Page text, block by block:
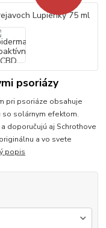
psoriázy
pri psoriáze obsahuje
solárnym efektom.
doporučujú aj Schrothove
a vo svete
popis